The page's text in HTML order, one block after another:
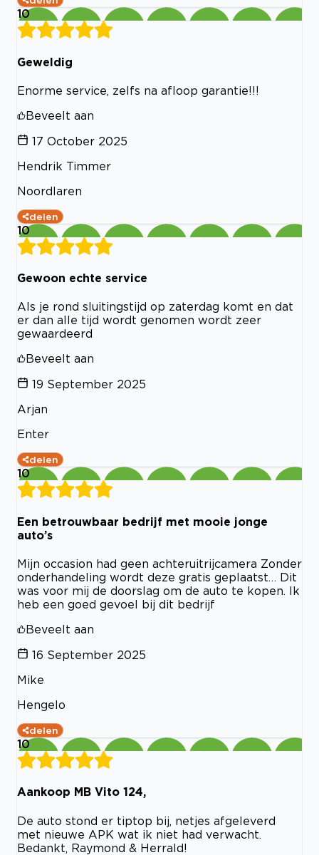
10
Geweldig
Enorme service, zelfs na afloop garantie!!!
Beveelt aan
17 October 2025
Hendrik Timmer
Noordlaren
delen
10
Gewoon echte service
Als je rond sluitingstijd op zaterdag komt en dat
er dan alle tijd wordt genomen wordt zeer
gewaardeerd
Beveelt aan
19 September 2025
Arjan
Enter
delen
10
Een betrouwbaar bedrijf met mooie jonge
auto’s
Mijn occasion had geen achteruitrijcamera Zonder
onderhandeling wordt deze gratis geplaatst… Dit
was voor mij de doorslag om de auto te kopen. Ik
heb een goed gevoel bij dit bedrijf
Beveelt aan
16 September 2025
Mike
Hengelo
delen
10
Aankoop MB Vito 124,
De auto stond er tiptop bij, netjes afgeleverd
met nieuwe APK wat ik niet had verwacht.
Bedankt, Raymond & Herrald!